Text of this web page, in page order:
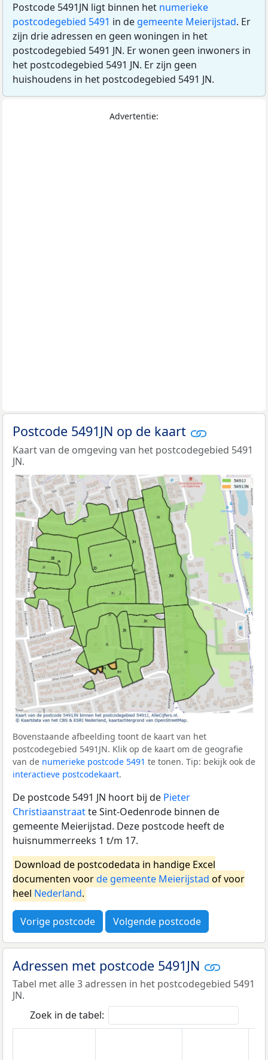
Postcode 5491JN ligt binnen het numerieke
postcodegebied 5491 in de gemeente Meierijstad. Er
zijn drie adressen en geen woningen in het
postcodegebied 5491 JN. Er wonen geen inwoners in
het postcodegebied 5491 JN. Er zijn geen
huishoudens in het postcodegebied 5491 JN.
Advertentie:
Postcode 5491JN op de kaart
Kaart van de omgeving van het postcodegebied 5491
JN.
Bovenstaande afbeelding toont de kaart van het
postcodegebied 5491JN. Klik op de kaart om de geografie
van de numerieke postcode 5491 te tonen. Tip: bekijk ook de
interactieve postcodekaart.
De postcode 5491 JN hoort bij de Pieter
Christiaanstraatte Sint-Oedenrode binnen de
gemeente Meierijstad. Deze postcode heeft de
huisnummerreeks 1 t/m 17.
Download de postcodedata in handige Excel
documenten voorde gemeente Meierijstad of voor
heel Nederland.
Vorige postcode Volgende postcode
Adressen met postcode 5491JN
Tabel met alle 3 adressen in het postcodegebied 5491
JN.
Zoek in de tabel: